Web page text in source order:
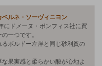
ルネ・ソーヴィニヨン
にドメーヌ・ボンフィス社に買
一つです。
ボルドー左岸と同じ砂利質の
果実感と柔らかい酸が心地よ